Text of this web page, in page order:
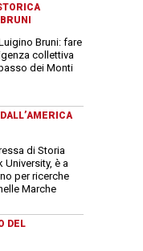
Bruni: fare
collettiva
dei Monti
di Storia
University, è a
per ricerche
Marche
DEL